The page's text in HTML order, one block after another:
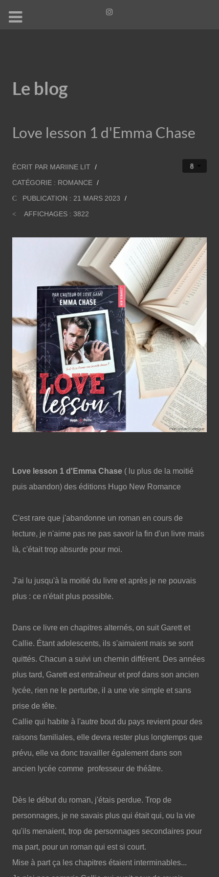
Le blog
Love lesson 1 d'Emma Chase
ÉCRIT PAR MARIINE LIT
CATÉGORIE : ROMANCE
PUBLICATION : 21 MARS 2023
AFFICHAGES : 3822
Love lesson 1 d'Emma Chase ( lu plus de la moitié
puis abandon) des éditions Hugo New Romance
C'est rare que j'abandonne un roman en cours de
lecture, je n'aime pas ne pas savoir la fin d'un livre mais
là, c'était trop absurde pour moi.
J'ai lu jusqu'à la moitié du livre et après je ne pouvais
plus : ce n'était plus possible.
Dans ce livre en chapitres alternés, on suit Garett et
Callie. Étant adolescents, ils s'aimaient mais se sont
quittés. Chacun a suivi un chemin différent. Des années
plus tard, Garett est entraîneur et prof dans son ancien
lycée, rien ne le perturbe, il a une vie simple et sans
prise de tête.
Callie qui habite à l'autre bout du pays revient pour des
raisons familiales, elle devra rester plus longtemps que
prévu, elle va donc travailler également dans son
ancien lycée comme professeur de théâtre.
Dès le début du roman, j'étais perdue. Trop de
personnages, je ne savais plus qui était qui, ou la vie
qu'ils menaient, trop de personnages secondaires pour
ma part, pour un roman qui est si court.
Mise à part ça les chapitres étaient interminables...